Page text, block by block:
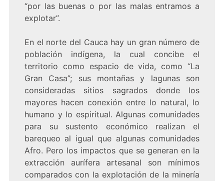
“por las buenas o por las malas entramos a
explotar”.
En el norte del Cauca hay un gran número de
población indígena, la cual concibe el
territorio como espacio de vida, como “La
Gran Casa”; sus montañas y lagunas son
consideradas sitios sagrados donde los
mayores hacen conexión entre lo natural, lo
humano y lo espiritual. Algunas comunidades
para su sustento económico realizan el
barequeo al igual que algunas comunidades
Afro. Pero los impactos que se generan en la
extracción aurífera artesanal son mínimos
comparados con la explotación de la minería